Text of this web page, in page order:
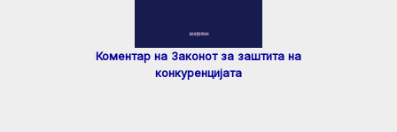
Коментар на Законот за заштита на
конкуренцијата